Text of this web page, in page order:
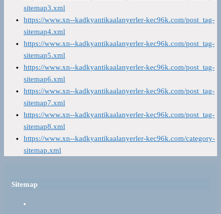
sitemap3.xml
https://www.xn--kadkyantikaalanyerler-kec96k.com/post_tag-
sitemap4.xml
https://www.xn--kadkyantikaalanyerler-kec96k.com/post_tag-
sitemap5.xml
https://www.xn--kadkyantikaalanyerler-kec96k.com/post_tag-
sitemap6.xml
https://www.xn--kadkyantikaalanyerler-kec96k.com/post_tag-
sitemap7.xml
https://www.xn--kadkyantikaalanyerler-kec96k.com/post_tag-
sitemap8.xml
https://www.xn--kadkyantikaalanyerler-kec96k.com/category-
sitemap.xml
Sitemap